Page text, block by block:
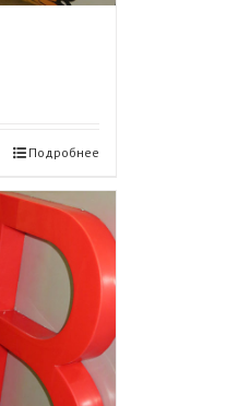
Подробнее